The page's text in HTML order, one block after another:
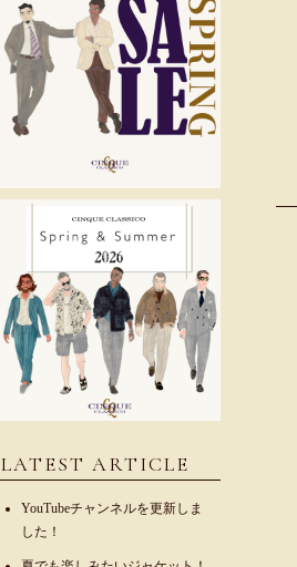
LATEST ARTICLE
YouTubeチャンネルを更新しま
した！